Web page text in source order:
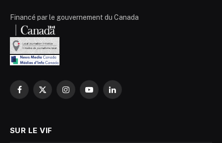
Financé par le gouvernement du Canada
Facebook
X
InstagramYouTubeLinkedIn
SUR LE VIF